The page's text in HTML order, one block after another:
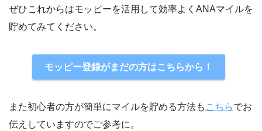
ぜひこれからはモッピーを活用して効率よくANAマイルを
貯めてみてください。
モッピー登録がまだの方はこちらから！
また初心者の方が簡単にマイルを貯める方法も こちらでお
伝えしていますのでご参考に。